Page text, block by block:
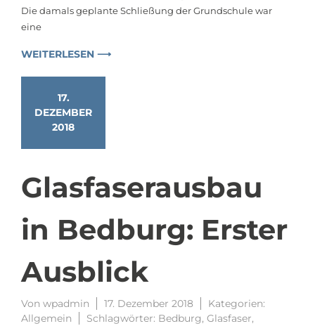
Die damals geplante Schließung der Grundschule war
eine
WEITERLESEN ⟶
17.
DEZEMBER
2018
Glasfaserausbau
in Bedburg: Erster
Ausblick
Von wpadmin 17. Dezember 2018
Kategorien:
Allgemein
Schlagwörter: Bedburg, Glasfaser,